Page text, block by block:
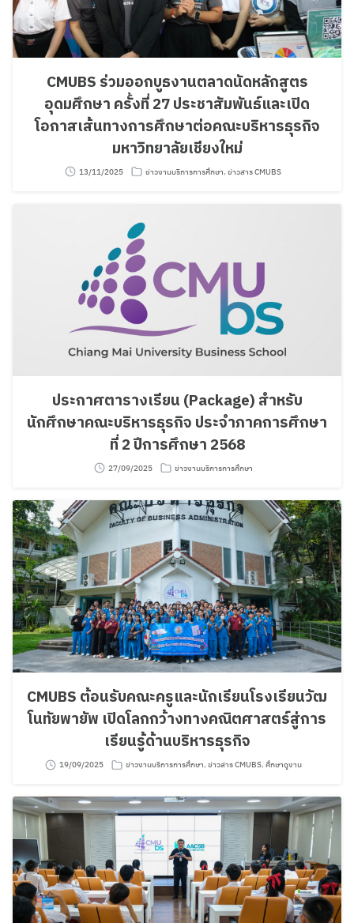
CMUBS ร่วมออกบูธงานตลาดนัดหลักสูตร
อุดมศึกษา ครั้งที่ 27 ประชาสัมพันธ์และเปิด
โอกาสเส้นทางการศึกษาต่อคณะบริหารธุรกิจ
มหาวิทยาลัยเชียงใหม่
13/11/2025 ข่าวงานบริการการศึกษา, ข่าวสาร CMUBS
ประกาศตารางเรียน (Package) สำหรับ
นักศึกษาคณะบริหารธุรกิจ ประจำภาคการศึกษา
ที่ 2 ปีการศึกษา 2568
27/09/2025 ข่าวงานบริการการศึกษา
CMUBS ต้อนรับคณะครูและนักเรียนโรงเรียนวัฒ
โนทัยพายัพ เปิดโลกกว้างทางคณิตศาสตร์สู่การ
เรียนรู้ด้านบริหารธุรกิจ
19/09/2025 ข่าวงานบริการการศึกษา, ข่าวสาร CMUBS, ศึกษาดูงาน